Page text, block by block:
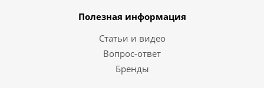
Полезная информация
Статьи и видео
Вопрос-ответ
Бренды